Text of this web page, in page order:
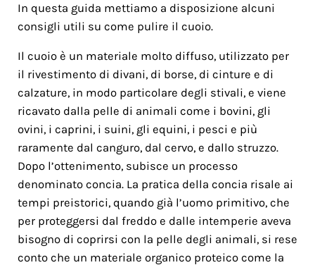
In questa guida mettiamo a disposizione alcuni
consigli utili su come pulire il cuoio.
Il cuoio è un materiale molto diffuso, utilizzato per
il rivestimento di divani, di borse, di cinture e di
calzature, in modo particolare degli stivali, e viene
ricavato dalla pelle di animali come i bovini, gli
ovini, i caprini, i suini, gli equini, i pesci e più
raramente dal canguro, dal cervo, e dallo struzzo.
Dopo l’ottenimento, subisce un processo
denominato concia. La pratica della concia risale ai
tempi preistorici, quando già l’uomo primitivo, che
per proteggersi dal freddo e dalle intemperie aveva
bisogno di coprirsi con la pelle degli animali, si rese
conto che un materiale organico proteico come la